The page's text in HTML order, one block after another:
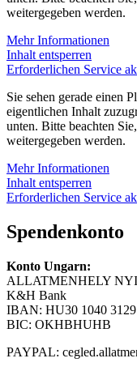
weitergegeben werden.
Mehr Informationen
Inhalt entsperren
Erforderlichen Service
Sie sehen gerade einen
eigentlichen Inhalt
unten. Bitte beachten
weitergegeben werden.
Mehr Informationen
Inhalt entsperren
Erforderlichen Service
Spendenkonto
Konto Ungarn:
ALLATMENHELY
K&H Bank
IBAN: HU30 1040
BIC: OKHBHUHB
PAYPAL: